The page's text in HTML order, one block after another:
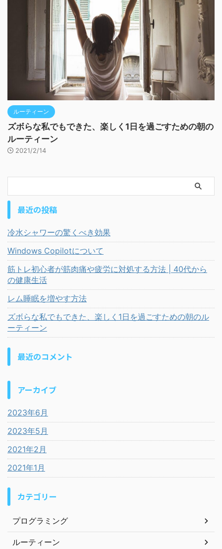
ルーティーン
ズボらな私でもできた、楽しく1日を過ごすための朝の
ルーティーン
2021/2/14
最近の投稿
冷水シャワーの驚くべき効果
Windows Copilotについて
筋トレ初心者が筋肉痛や疲労に対処する方法 | 40代から
の健康生活
レム睡眠を増やす方法
ズボらな私でもできた、楽しく1日を過ごすための朝のル
ーティーン
最近のコメント
アーカイブ
2023年6月
2023年5月
2021年2月
2021年1月
カテゴリー
プログラミング
ルーティーン